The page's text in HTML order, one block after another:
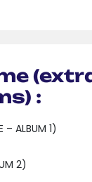
:
– ALBUM 1)
2)